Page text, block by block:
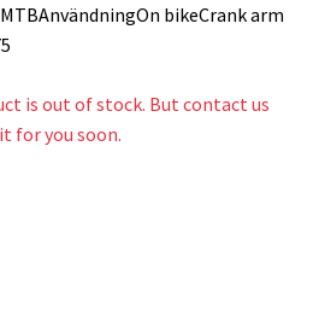
bikeCrank arm
is out of stock. But contact us
for you soon.